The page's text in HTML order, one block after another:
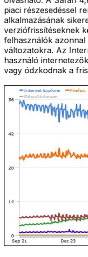
piaci részesedéssel
alkalmazásának
verziófrissítéseknek
felhasználók azonnal
változatokra. Az
használó
vagy ódzkodnak a